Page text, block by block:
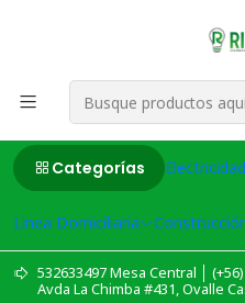
Categorías Electricidad
Linea Domiciliaria
532633497 Mesa Central │
Avda La Chimba #431, Ovalle